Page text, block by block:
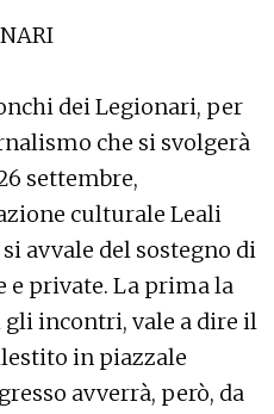
dei Legionari, per
che si svolgerà
settembre,
culturale Leali
avvale del sostegno di
e private. La prima la
incontri, vale a dire il
in piazzale
avverrà, però, da